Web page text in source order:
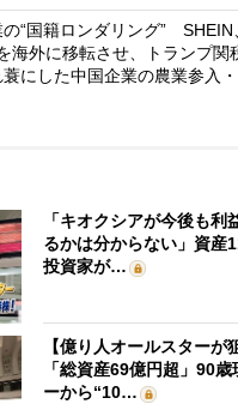
“国籍ロンダリング” SHEIN
海外に移転させ、トランプ関
にした中国企業の農業参入
「キオクシアが今後も利
るかは分からない」資産
投資家が…
【億り人オールスターが
「総資産69億円超」90
ーから“10…